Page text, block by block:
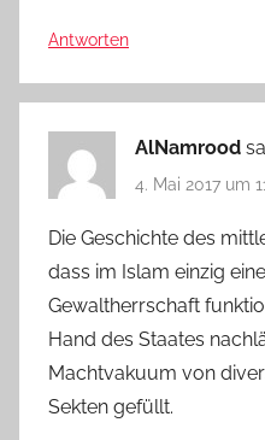
Antworten
AlNamrood
4. Mai 2017 um
Die Geschichte des
dass im Islam einzig
Gewaltherrschaft
Hand des Staates
Machtvakuum von
Sekten gefüllt.